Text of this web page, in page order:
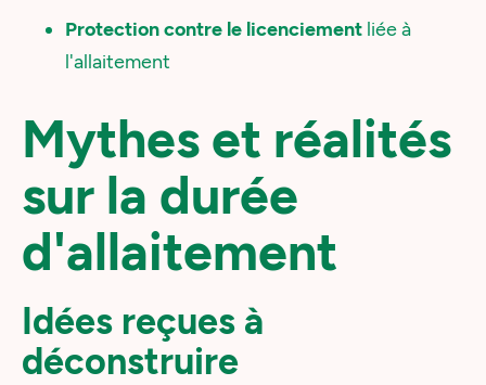
Protection contre le licenciement liée à
l'allaitement
Mythes et réalités
sur la durée
d'allaitement
Idées reçues à
déconstruire